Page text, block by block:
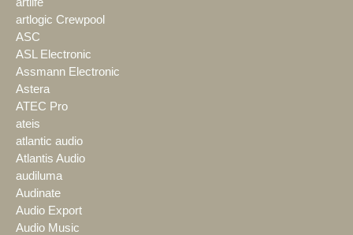
artlogic Crewpool
ASC
ASL Electronic
Assmann Electronic
Astera
ATEC Pro
ateis
atlantic audio
Atlantis Audio
audiluma
Audinate
Audio Export
Audio Music